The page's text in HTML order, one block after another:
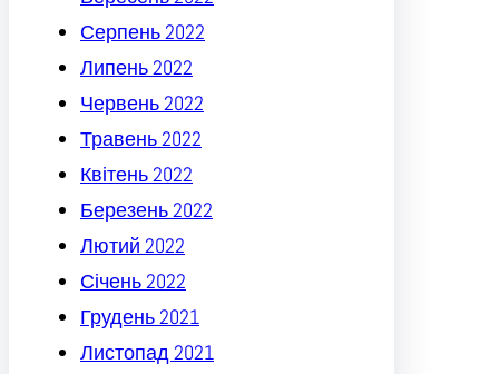
Серпень 2022
Липень 2022
Червень 2022
Травень 2022
Квітень 2022
Березень 2022
Лютий 2022
Січень 2022
Грудень 2021
Листопад 2021